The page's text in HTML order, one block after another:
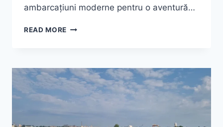
ambarcațiuni moderne pentru o aventură…
READ MORE CROAZIERA
–
DESCOPERĂ
DELTA
ÎNTR-
MOD